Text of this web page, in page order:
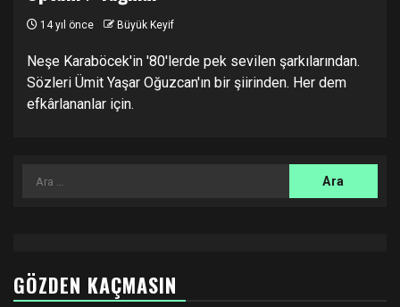
14 yıl önce Büyük Keyif
Neşe Karaböcek'in '80'lerde pek sevilen şarkılarından.
Sözleri Ümit Yaşar Oğuzcan'ın bir şiirinden. Her dem
efkârlananlar için.
Arama:
GÖZDEN KAÇMASIN